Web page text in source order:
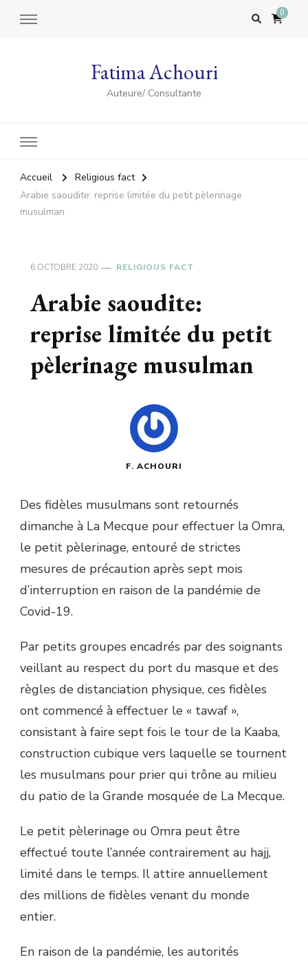
0
Fatima Achouri
Auteure/ Consultante
Accueil
Religious fact
Arabie saoudite: reprise limitée du petit pèlerinage
musulman
6 OCTOBRE 2020 RELIGIOUS FACT
Arabie saoudite:
reprise limitée du petit
pèlerinage musulman
F. ACHOURI
Des fidèles musulmans sont retournés
dimanche à La Mecque pour effectuer la Omra,
le petit pèlerinage, entouré de strictes
mesures de précaution après sept mois
d’interruption en raison de la pandémie de
Covid-19.
Par petits groupes encadrés par des soignants
veillant au respect du port du masque et des
règles de distanciation physique, ces fidèles
ont commencé à effectuer le « tawaf »,
consistant à faire sept fois le tour de la Kaaba,
construction cubique vers laquelle se tournent
les musulmans pour prier qui trône au milieu
du patio de la Grande mosquée de La Mecque.
Le petit pèlerinage ou Omra peut être
effectué toute l’année contrairement au hajj,
limité dans le temps. Il attire annuellement
des millions de fidèles venant du monde
entier.
En raison de la pandémie, les autorités